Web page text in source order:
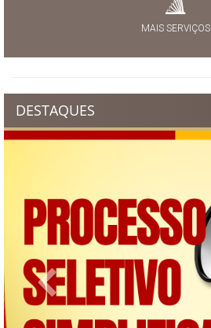
MAIS SERVIÇOS
DESTAQUES
Previous